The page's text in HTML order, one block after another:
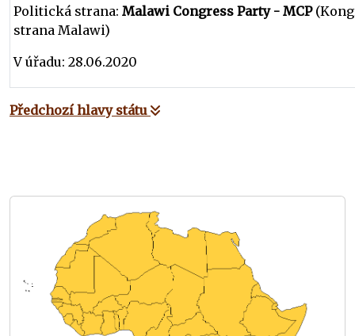
Politická strana: Malawi Congress Party - MCP
strana Malawi)
V úřadu: 28.06.2020
Předchozí hlavy státu